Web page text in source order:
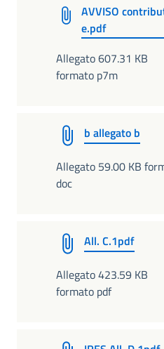
AVVISO
e.pdf
Allegato 607.31 KB
formato p7m
b allegato b
Allegato 59.00 KB
doc
All. C.1pdf
Allegato 423.59 KB
formato pdf